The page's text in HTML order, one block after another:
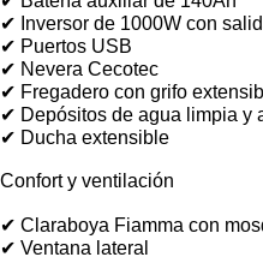
✔ Inversor de 1000W con
✔ Puertos USB
✔ Nevera Cecotec
✔ Fregadero con grifo
✔ Depósitos de agua limpia y
✔ Ducha extensible
Confort y ventilación
✔ Claraboya Fiamma con
✔ Ventana lateral